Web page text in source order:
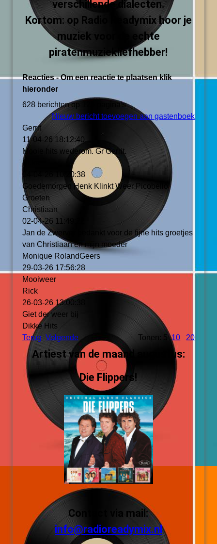
verschillende dialecten.
Kortom: op Radio Readymix hoor je
muziek voor de echte
piratenmuziekliefhebber!
Reacties - Om een reactie te plaatsen klik
hieronder
628 berichten op 126 pagina's
Nieuw bericht toevoegen aan gastenboek
Gerrit
11-04-26 18:12:40
Mooie hits wederom. Gr Gerrit.
Buks
04-04-26
10:20:38
Goedemorgen Henk Klinkt Weer Picobello
Groeten
Christiaan
02-04-26 11:49:22
Jan de Zwerver bedankt voor de fijne hits groetjes
van Christiaan en mijn moeder
Monique RolandGeers
29-03-26 17:56:28
Mooiweer
Rick
26-03-26 13:00:38
Giet der weer bij
Dikke Hits
Terug Volgende Tonen: 510 20
Artiest van de maand augustus:
Die Flippers!
Contact via mail:
info@radioreadymix.nl